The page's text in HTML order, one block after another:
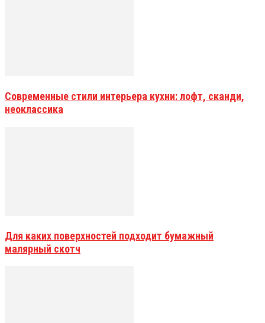
Современные стили интерьера кухни: лофт, сканди,
неоклассика
Для каких поверхностей подходит бумажный
малярный скотч